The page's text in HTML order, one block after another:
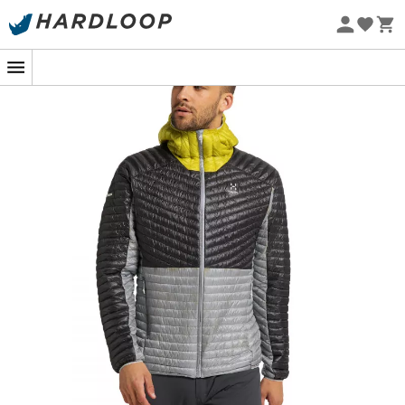
Promos d'été 🔥 -5 % EXTRA dès 2 produits* code Summer5
-5% Extra - Code Summer5